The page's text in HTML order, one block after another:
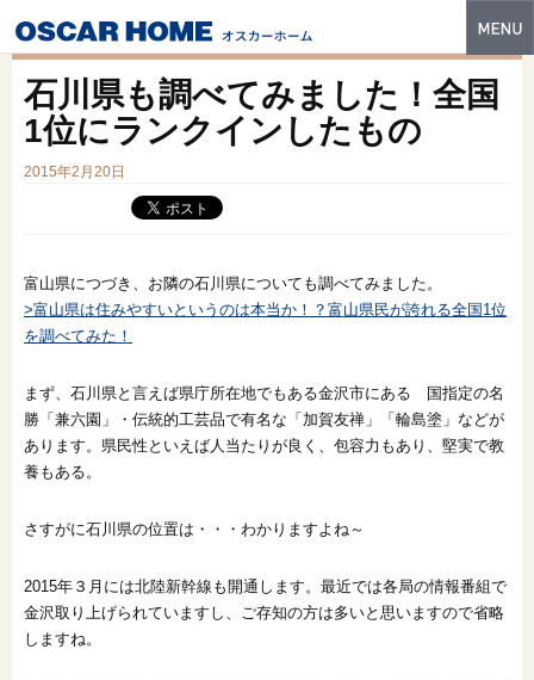
特長
イベント・モデルハウス
建築実例
販売中の物件
土地情報
石川県も調べてみました！全国
1位にランクインしたもの
2015年2月20日
富山県につづき、お隣の石川県についても調べてみました。
>富山県は住みやすいというのは本当か！？富山県民が誇れる全国1位
を調べてみた！
まず、石川県と言えば県庁所在地でもある金沢市にある 国指定の名
勝「兼六園」・伝統的工芸品で有名な「加賀友禅」「輪島塗」などが
あります。県民性といえば人当たりが良く、包容力もあり、堅実で教
養もある。
さすがに石川県の位置は・・・わかりますよね～
2015年３月には北陸新幹線も開通します。最近では各局の情報番組で
金沢取り上げられていますし、ご存知の方は多いと思いますので省略
しますね。